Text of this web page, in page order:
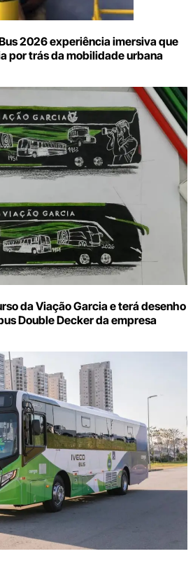
2026 experiência imersiva que
por trás da mobilidade urbana
da Viação Garcia e terá desenho
Double Decker da empresa